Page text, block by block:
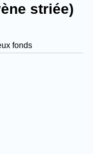
striée)
fonds